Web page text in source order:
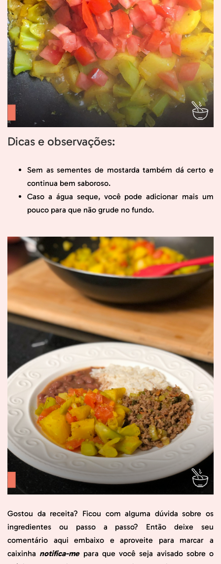
Dicas e observações:
Sem as sementes de mostarda também dá certo e
continua bem saboroso.
Caso a água seque, você pode adicionar mais um
pouco para que não grude no fundo.
Gostou da receita? Ficou com alguma dúvida sobre os
ingredientes ou passo a passo? Então deixe seu
comentário aqui embaixo e aproveite para marcar a
caixinha notifica-mepara que você seja avisado sobre o